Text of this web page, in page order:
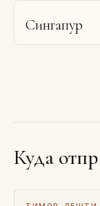
Сингапур
Куда